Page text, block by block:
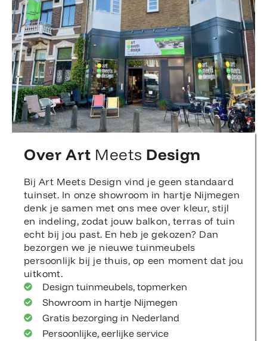
Over Art Meets Design
Bij Art Meets Design vind je geen standaard
tuinset. In onze showroom in hartje Nijmegen
denk je samen met ons mee over kleur, stijl
en indeling, zodat jouw balkon, terras of tuin
echt bij jou past. En heb je gekozen? Dan
bezorgen we je nieuwe tuinmeubels
persoonlijk bij je thuis, op een moment dat jou
uitkomt.
Design tuinmeubels, topmerken
Showroom in hartje Nijmegen
Gratis bezorging in Nederland
Persoonlijke, eerlijke service